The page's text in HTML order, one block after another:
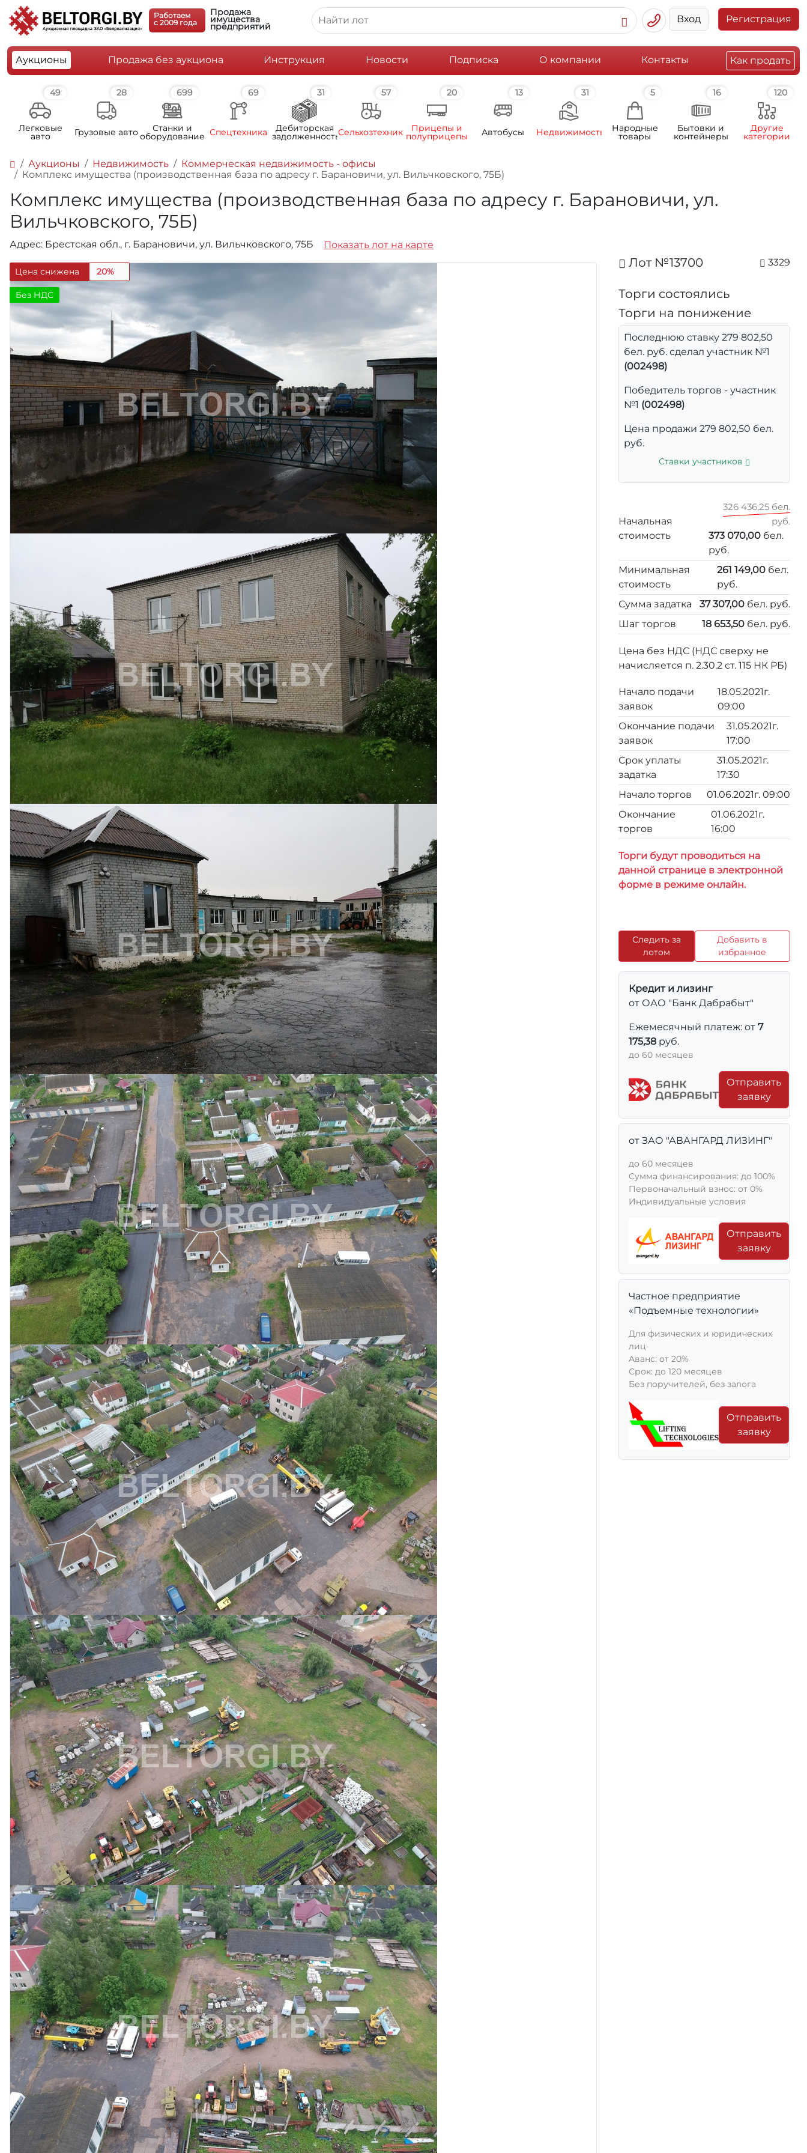
Работаем
c 2009 года
Продажа
имущества
предприятий
Вход Регистрация
Аукционы Продажа без аукциона Инструкция Новости Подписка О компании Контакты Как продать
49
Легковые
авто
28
Грузовые авто
699
Станки и
оборудование
69
Спецтехника
31
Дебиторская
задолженность
57
Сельхозтехника
20
Прицепы и
полуприцепы
13
Автобусы
31
Недвижимость
5
Народные
товары
16
Бытовки и
контейнеры
120
Другие
категории
Аукционы Недвижимость
Коммерческая недвижимость - офисы
Комплекс имущества (производственная база по адресу г. Барановичи, ул. Вильчковского, 75Б)
Комплекс имущества (производственная база по адресу г. Барановичи, ул.
Вильчковского, 75Б)
Адрес: Брестская обл., г. Барановичи, ул. Вильчковского, 75Б Показать лот на карте
Цена снижена 20%
Без НДС
Лот №13700 3329
Торги состоялись
Торги на понижение
Последнюю ставку 279 802,50
бел. руб. сделал участник №1
(002498)
Победитель торгов - участник
№1 (002498)
Цена продажи 279 802,50 бел.
руб.
Ставки участников
Начальная
стоимость
326 436,25 бел.
руб.
373 070,00 бел.
руб.
Минимальная
стоимость
261 149,00бел.
руб.
Сумма задатка
37 307,00 бел. руб.
Шаг торгов
18 653,50 бел. руб.
Цена без НДС (НДС сверху не
начисляется п. 2.30.2 ст. 115 НК РБ)
Начало подачи
заявок
18.05.2021г.
09:00
Окончание подачи
заявок
31.05.2021г.
17:00
Срок уплаты
задатка
31.05.2021г.
17:30
Начало торгов
01.06.2021г. 09:00
Окончание
торгов
01.06.2021г.
16:00
Торги будут проводиться на
данной странице в электронной
форме в режиме онлайн.
Следить за
лотом
Добавить в
избранное
Кредит и лизинг
от ОАО "Банк Дабрабыт"
Ежемесячный платеж: от 7
175,38 руб.
до 60 месяцев
Отправить
заявку
от ЗАО "АВАНГАРД ЛИЗИНГ"
до 60 месяцев
Сумма финансирования: до 100%
Первоначальный взнос: от 0%
Индивидуальные условия
Отправить
заявку
Частное предприятие
«Подъемные технологии»
Для физических и юридических
лиц
Aванс: от 20%
Срок: до 120 месяцев
Без поручителей, без залога
Отправить
заявку